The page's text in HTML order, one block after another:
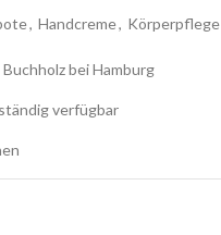
, Handcreme, Körperpflege
bei Hamburg
verfügbar